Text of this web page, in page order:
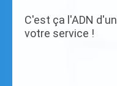
C'est ça l'ADN
votre service !